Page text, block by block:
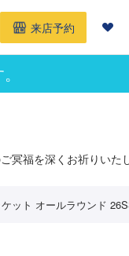
来店予約
冥福を深くお祈りいた
ット オールラウンド